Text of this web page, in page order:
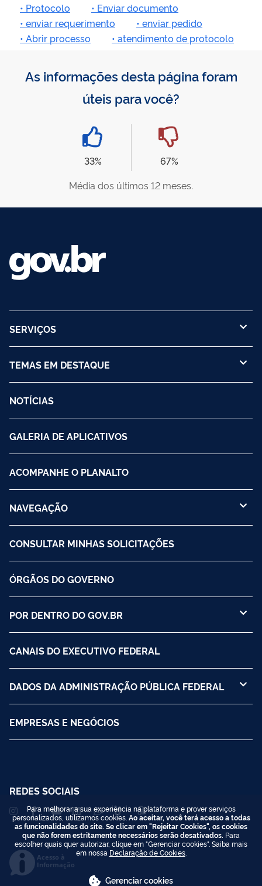
• Protocolo
• Enviar documento
• enviar requerimento
• enviar pedido
• Abrir processo
• atendimento de protocolo
As informações desta página foram
úteis para você?
33%
67%
Média dos últimos 12 meses.
SERVIÇOS
TEMAS EM DESTAQUE
NOTÍCIAS
GALERIA DE APLICATIVOS
ACOMPANHE O PLANALTO
NAVEGAÇÃO
CONSULTAR MINHAS SOLICITAÇÕES
ÓRGÃOS DO GOVERNO
POR DENTRO DO GOV.BR
CANAIS DO EXECUTIVO FEDERAL
DADOS DA ADMINISTRAÇÃO PÚBLICA FEDERAL
EMPRESAS E NEGÓCIOS
REDES SOCIAIS
Acesso à
Informação
Para melhorar a sua experiência na plataforma e prover serviços
personalizados, utilizamos cookies. Ao aceitar, você terá acesso a todas
as funcionalidades do site. Se clicar em "Rejeitar Cookies", os cookies
que não forem estritamente necessários serão desativados. Para
escolher quais quer autorizar, clique em "Gerenciar cookies". Saiba mais
em nossa Declaração de Cookies.
Gerenciar cookies